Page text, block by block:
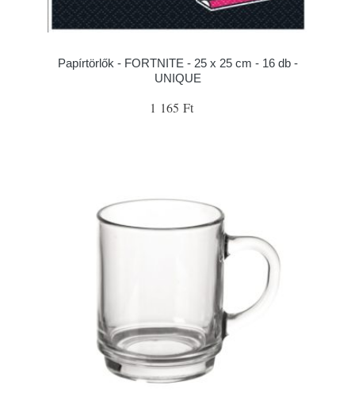
Papírtörlők - FORTNITE - 25 x 25 cm - 16 db -
UNIQUE
1 165 Ft